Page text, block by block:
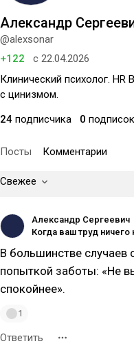
Александр
@alexsonar
+122
с 22.04.2026
Клинический психолог. HR
с цинизмом.
24 подписчика 0 подписок
Посты Комментарии
Свежее
Александр Сергеевич
В большинстве случаев
попыткой заботы: «Не
спокойнее».
1
Ответить